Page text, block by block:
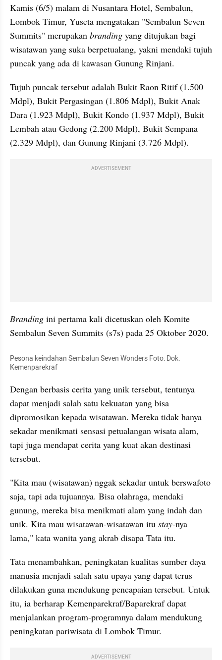
Kamis (6/5) malam di Nusantara Hotel, Sembalun,
Lombok Timur, Yuseta mengatakan "Sembalun Seven
Summits" merupakan branding yang ditujukan bagi
wisatawan yang suka berpetualang, yakni mendaki tujuh
puncak yang ada di kawasan Gunung Rinjani.
Tujuh puncak tersebut adalah Bukit Raon Ritif (1.500
Mdpl), Bukit Pergasingan (1.806 Mdpl), Bukit Anak
Dara (1.923 Mdpl), Bukit Kondo (1.937 Mdpl), Bukit
Lembah atau Gedong (2.200 Mdpl), Bukit Sempana
(2.329 Mdpl), dan Gunung Rinjani (3.726 Mdpl).
ADVERTISEMENT
Branding ini pertama kali dicetuskan oleh Komite
Sembalun Seven Summits (s7s) pada 25 Oktober 2020.
Pesona keindahan Sembalun Seven Wonders Foto: Dok.
Kemenparekraf
Dengan berbasis cerita yang unik tersebut, tentunya
dapat menjadi salah satu kekuatan yang bisa
dipromosikan kepada wisatawan. Mereka tidak hanya
sekadar menikmati sensasi petualangan wisata alam,
tapi juga mendapat cerita yang kuat akan destinasi
tersebut.
"Kita mau (wisatawan) nggak sekadar untuk berswafoto
saja, tapi ada tujuannya. Bisa olahraga, mendaki
gunung, mereka bisa menikmati alam yang indah dan
unik. Kita mau wisatawan-wisatawan itu stay-nya
lama," kata wanita yang akrab disapa Tata itu.
Tata menambahkan, peningkatan kualitas sumber daya
manusia menjadi salah satu upaya yang dapat terus
dilakukan guna mendukung pencapaian tersebut. Untuk
itu, ia berharap Kemenparekraf/Baparekraf dapat
menjalankan program-programnya dalam mendukung
peningkatan pariwisata di Lombok Timur.
ADVERTISEMENT